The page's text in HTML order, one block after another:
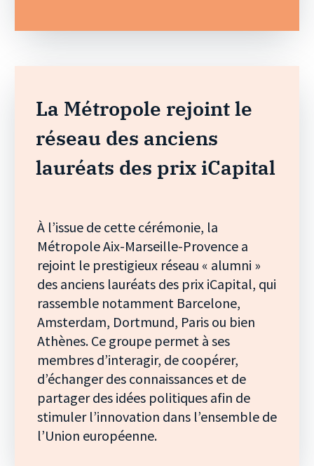
La Métropole rejoint le
réseau des anciens
lauréats des prix iCapital
À l’issue de cette cérémonie, la
Métropole Aix-Marseille-Provence a
rejoint le prestigieux réseau « alumni »
des anciens lauréats des prix iCapital, qui
rassemble notamment Barcelone,
Amsterdam, Dortmund, Paris ou bien
Athènes. Ce groupe permet à ses
membres d’interagir, de coopérer,
d’échanger des connaissances et de
partager des idées politiques afin de
stimuler l’innovation dans l’ensemble de
l’Union européenne.